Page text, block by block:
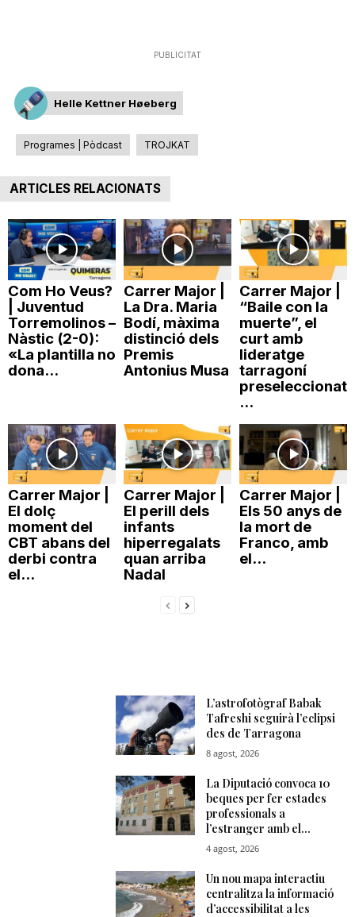
PUBLICITAT
Helle Kettner Høeberg
Programes | Pòdcast TROJKAT
ARTICLES RELACIONATS
Com Ho Veus?
| Juventud
Torremolinos –
Nàstic (2-0):
«La plantilla no
dona...
Carrer Major |
La Dra. Maria
Bodí, màxima
distinció dels
Premis
Antonius Musa
Carrer Major |
“Baile con la
muerte”, el
curt amb
lideratge
tarragoní
preseleccionat
...
Carrer Major |
El dolç
moment del
CBT abans del
derbi contra
el...
Carrer Major |
El perill dels
infants
hiperregalats
quan arriba
Nadal
Carrer Major |
Els 50 anys de
la mort de
Franco, amb
el...